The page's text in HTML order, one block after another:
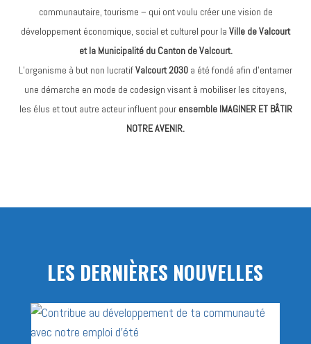
communautaire, tourisme – qui ont voulu créer une vision de
développement économique, social et culturel pour la Ville de Valcourt
et la Municipalité du Canton de Valcourt.
L’organisme à but non lucratifValcourt 2030 a été fondé afin d’entamer
une démarche en mode de codesign visant à mobiliser les citoyens,
les élus et tout autre acteur influent pour ensemble IMAGINER ET BÂTIR
NOTRE AVENIR.
LES DERNIÈRES NOUVELLES